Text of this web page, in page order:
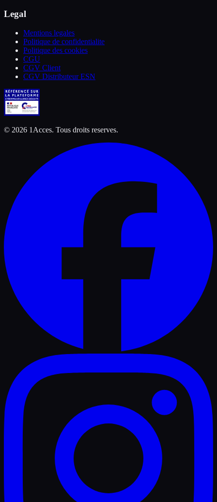
Legal
Mentions legales
Politique de confidentialite
Politique des cookies
CGU
CGV Client
CGV Distributeur ESN
© 2026 1Acces. Tous droits reserves.